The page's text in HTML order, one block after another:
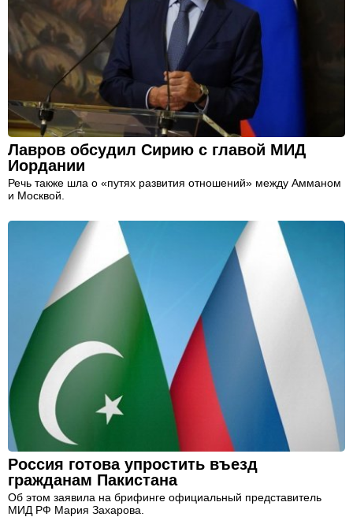
Лавров обсудил Сирию с главой МИД
Иордании
Речь также шла о «путях развития отношений» между Амманом
и Москвой.
Россия готова упростить въезд
гражданам Пакистана
Об этом заявила на брифинге официальный представитель
МИД РФ Мария Захарова.